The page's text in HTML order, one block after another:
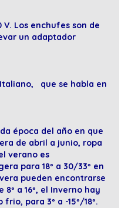
Los enchufes son de
un adaptador
que se habla en
época del año en que
de abril a junio, ropa
verano es
para 18º a 30/33º en
pueden encontrarse
a 16º, el Inverno hay
para 3º a -15º/18º.